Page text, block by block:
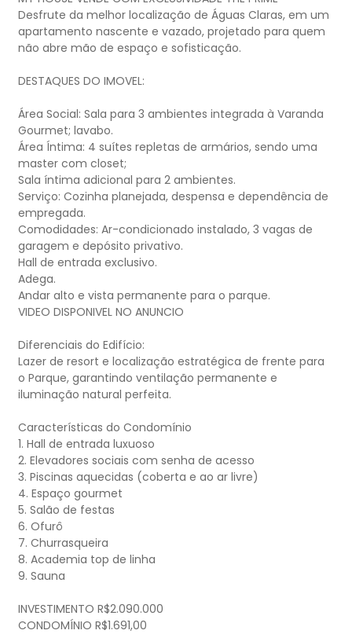
Desfrute da melhor localização de Águas Claras, em um
apartamento nascente e vazado, projetado para quem
não abre mão de espaço e sofisticação.
DESTAQUES DO IMOVEL:
Área Social: Sala para 3 ambientes integrada à Varanda
Gourmet; lavabo.
Área Íntima: 4 suítes repletas de armários, sendo uma
master com closet;
Sala íntima adicional para 2 ambientes.
Serviço: Cozinha planejada, despensa e dependência de
empregada.
Comodidades: Ar-condicionado instalado, 3 vagas de
garagem e depósito privativo.
Hall de entrada exclusivo.
Adega.
Andar alto e vista permanente para o parque.
VIDEO DISPONIVEL NO ANUNCIO
Diferenciais do Edifício:
Lazer de resort e localização estratégica de frente para
o Parque, garantindo ventilação permanente e
iluminação natural perfeita.
Características do Condomínio
1. Hall de entrada luxuoso
2. Elevadores sociais com senha de acesso
3. Piscinas aquecidas (coberta e ao ar livre)
4. Espaço gourmet
5. Salão de festas
6. Ofurô
7. Churrasqueira
8. Academia top de linha
9. Sauna
INVESTIMENTO R$2.090.000
CONDOMÍNIO R$1.691,00